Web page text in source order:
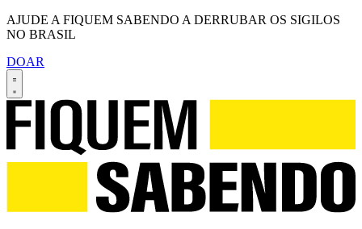
AJUDE A FIQUEM SABENDO A DERRUBAR OS SIGILOS
NO BRASIL
DOAR